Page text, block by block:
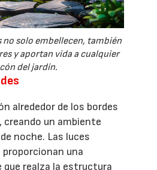
no solo embellecen, también
y aportan vida a cualquier
del jardín.
alrededor de los bordes
creando un ambiente
noche. Las luces
una
que realza la estructura